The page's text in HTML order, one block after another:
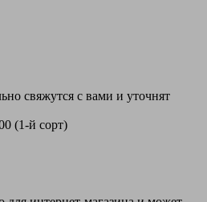
свяжутся с вами и уточнят
(1-й сорт)